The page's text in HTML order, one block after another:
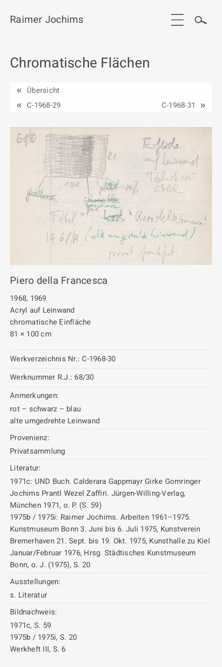
Start
Werkgruppen / Work groups
Ausstellungen
Vita
Publikationen
Kontakt
Raimer Jochims
Chromatische Flächen
Übersicht
C-1968-29
C-1968-31
Piero della Francesca
1968, 1969
Acryl auf Leinwand
chromatische Einfläche
81 × 100 cm
Werkverzeichnis Nr.: C-1968-30
Werknummer R.J.: 68/30
Anmerkungen:
rot – schwarz – blau
alte umgedrehte Leinwand
Provenienz:
Privatsammlung
Literatur:
1971c: UND Buch. Calderara Gappmayr Girke Gomringer
Jochims Prantl Wezel Zaffiri. Jürgen-Willing-Verlag,
München 1971, o. P. (S. 59)
1975b / 1975i: Raimer Jochims. Arbeiten 1961–1975.
Kunstmuseum Bonn 3. Juni bis 6. Juli 1975, Kunstverein
Bremerhaven 21. Sept. bis 19. Okt. 1975, Kunsthalle zu Kiel
Januar/Februar 1976, Hrsg. Städtisches Kunstmuseum
Bonn, o. J. (1975), S. 20
Ausstellungen:
s. Literatur
Bildnachweis:
1971c, S. 59
1975b / 1975i, S. 20
Werkheft III, S. 6